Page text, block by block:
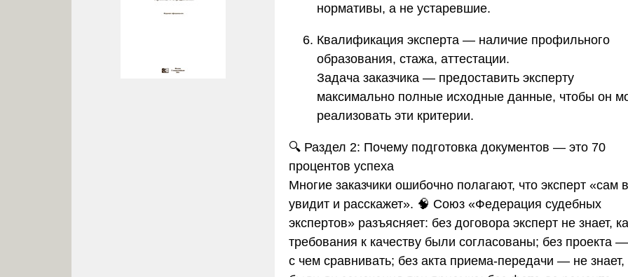
нормативы, а не устаревшие.
Квалификация эксперта — наличие профильного
образования, стажа, аттестации.
Задача заказчика — предоставить эксперту
максимально полные исходные данные, чтобы он
реализовать эти критерии.
🔍 Раздел 2: Почему подготовка документов — это 70
процентов успеха
Многие заказчики ошибочно полагают, что эксперт «сам
увидит и расскажет». 🧠 Союз «Федерация судебных
экспертов» разъясняет: без договора эксперт не знает,
требования к качеству были согласованы; без проекта
с чем сравнивать; без акта приема-передачи — не знает,